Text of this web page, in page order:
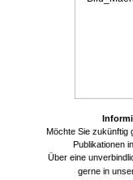
Möchte Sie zukünftig
Publikationen
Über eine
gerne in